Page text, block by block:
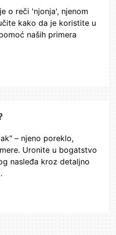
o reči 'njonja', njenom
kako da je koristite u
naših primera
– njeno poreklo,
Uronite u bogatstvo
nasleđa kroz detaljno